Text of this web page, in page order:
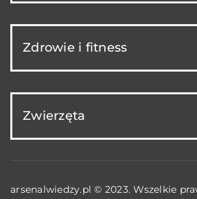
Zdrowie i fitness
Zwierzęta
arsenalwiedzy.pl © 2023. Wszelkie